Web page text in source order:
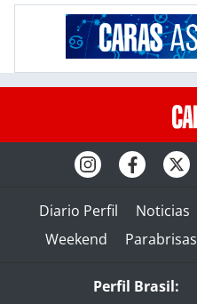
Diario Perfil Noticias
Weekend
Parabrisas
Perfil Brasil: